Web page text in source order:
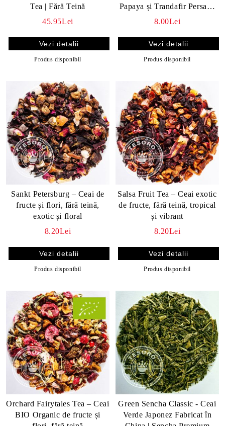
Tea | Fără Teină
45.95Lei
Vezi detalii
Produs disponibil
Papaya și Trandafir Persan |
Fără Teină, Ideal pentru
8.00Lei
Vezi detalii
Produs disponibil
Sankt Petersburg – Ceai de
fructe și flori, fără teină,
exotic și floral
8.20Lei
Vezi detalii
Produs disponibil
Salsa Fruit Tea – Ceai exotic
de fructe, fără teină, tropical
și vibrant
8.20Lei
Vezi detalii
Produs disponibil
Orchard Fairytales Tea – Ceai
BIO Organic de fructe și
Green Sencha Classic - Ceai
Verde Japonez Fabricat în